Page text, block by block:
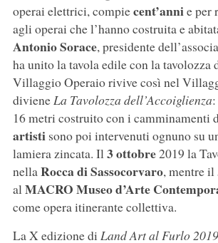
operai elettrici, compiecent’annie per
agli operai che l’hanno costruita e
Antonio Sorace, presidente
ha unito la tavola edile con la
Villaggio Operaio rivive così nel
divieneLa Tavolozza dell’Accoiglienza
16 metri costruito con i camminamenti
artistisono poi intervenuti ognuno su
lamiera zincata. Il3 ottobre2019 la
nellaRocca di Sassocorvaro, mentre il
alMACRO Museo d’Arte
come opera itinerante collettiva.
La X edizione di Land Art al Furlo 2019